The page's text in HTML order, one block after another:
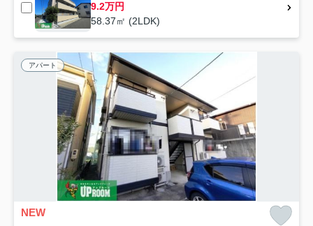
9.2万円
58.37㎡ (2LDK)
アパート
NEW